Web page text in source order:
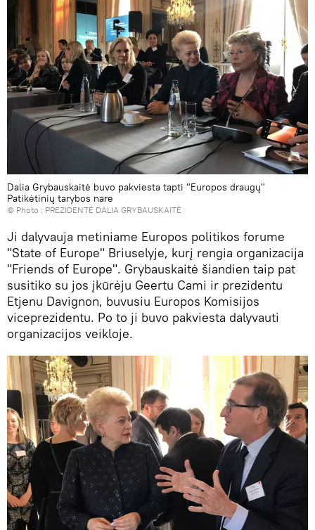
Dalia Grybauskaitė buvo pakviesta tapti "Europos draugų"
Patikėtinių tarybos nare
© Photo : PREZIDENTĖ DALIA GRYBAUSKAITĖ
Ji dalyvauja metiniame Europos politikos forume
"State of Europe" Briuselyje, kurį rengia organizacija
"Friends of Europe". Grybauskaitė šiandien taip pat
susitiko su jos įkūrėju Geertu Cami ir prezidentu
Etjenu Davignon, buvusiu Europos Komisijos
viceprezidentu. Po to ji buvo pakviesta dalyvauti
organizacijos veikloje.